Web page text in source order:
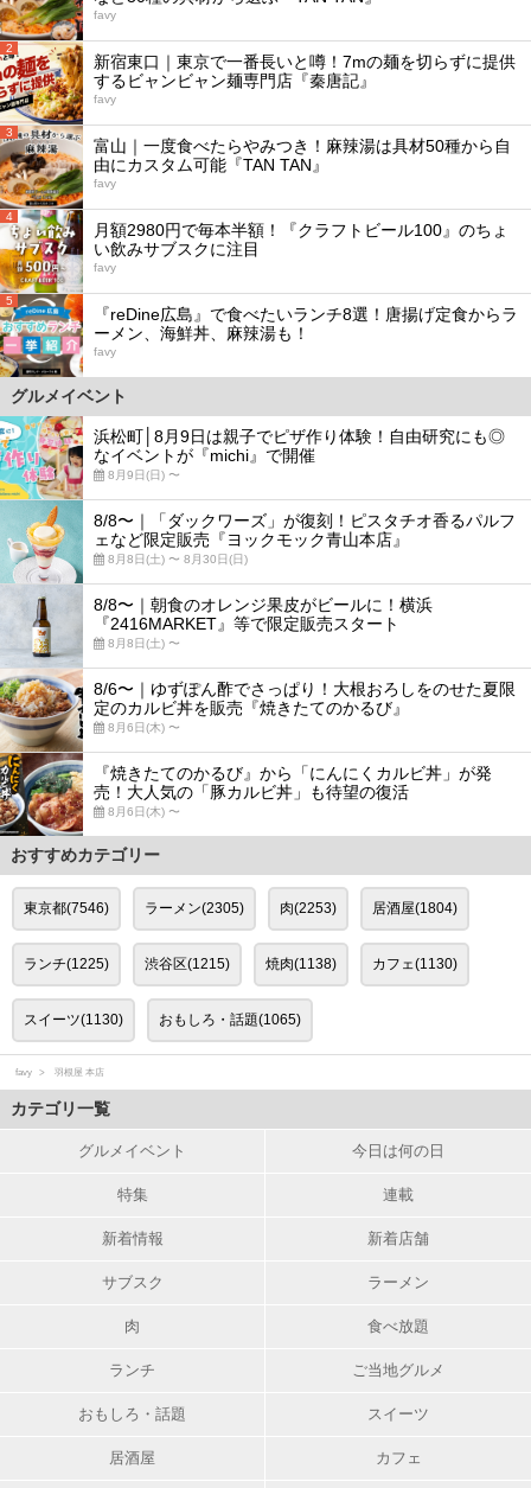
favy
2
新宿東口｜東京で一番長いと噂！7mの麺を切らずに提供
するビャンビャン麺専門店『秦唐記』
favy
3
富山｜一度食べたらやみつき！麻辣湯は具材50種から自
由にカスタム可能『TAN TAN』
favy
4
月額2980円で毎本半額！『クラフトビール100』のちょ
い飲みサブスクに注目
favy
5
『reDine広島』で食べたいランチ8選！唐揚げ定食からラ
ーメン、海鮮丼、麻辣湯も！
favy
グルメイベント
浜松町│8月9日は親子でピザ作り体験！自由研究にも◎
なイベントが『michi』で開催
8月9日(日) 〜
8/8〜｜「ダックワーズ」が復刻！ピスタチオ香るパルフ
ェなど限定販売『ヨックモック青山本店』
8月8日(土) 〜 8月30日(日)
8/8〜｜朝食のオレンジ果皮がビールに！横浜
『2416MARKET』等で限定販売スタート
8月8日(土) 〜
8/6〜｜ゆずぽん酢でさっぱり！大根おろしをのせた夏限
定のカルビ丼を販売『焼きたてのかるび』
8月6日(木) 〜
『焼きたてのかるび』から「にんにくカルビ丼」が発
売！大人気の「豚カルビ丼」も待望の復活
8月6日(木) 〜
おすすめカテゴリー
東京都(7546) ラーメン(2305) 肉(2253) 居酒屋(1804)
ランチ(1225) 渋谷区(1215) 焼肉(1138) カフェ(1130)
スイーツ(1130) おもしろ・話題(1065)
favy 羽根屋 本店
カテゴリ一覧
グルメイベント 今日は何の日
特集 連載
新着情報 新着店舗
サブスク ラーメン
肉 食べ放題
ランチ ご当地グルメ
おもしろ・話題 スイーツ
居酒屋 カフェ